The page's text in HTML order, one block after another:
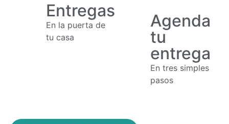
Entregas
En la puerta de
tu casa
Agenda
tu
entrega
En tres simples
pasos